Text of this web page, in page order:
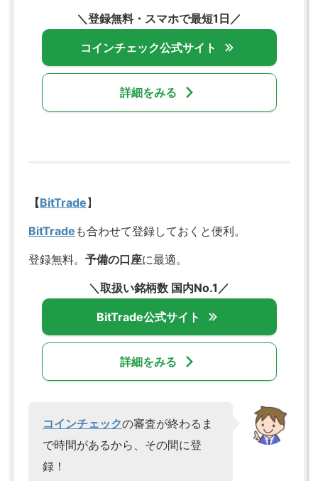
＼登録無料・スマホで最短1日／
コインチェック公式サイト
詳細をみる
【BitTrade】
BitTrade も合わせて登録しておくと便利。
登録無料。 予備の口座に最適。
＼取扱い銘柄数 国内No.1／
BitTrade公式サイト
詳細をみる
コインチェックの審査が終わるま
で時間があるから、その間に登
録！